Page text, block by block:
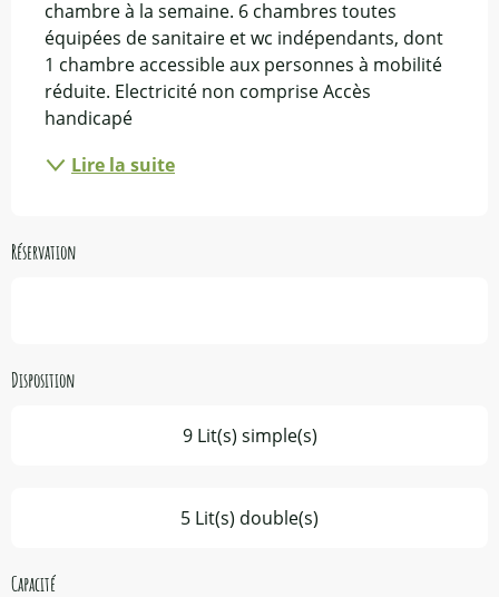
chambre à la semaine. 6 chambres toutes
équipées de sanitaire et wc indépendants, dont
1 chambre accessible aux personnes à mobilité
réduite. Electricité non comprise Accès
handicapé
Lire la suite
Réservation
Disposition
9 Lit(s) simple(s)
5 Lit(s) double(s)
Capacité